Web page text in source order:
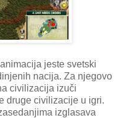
jeste svetski
nacija. Za njegovo
civilizacija izuči
druge civilizacije u igri.
izglasava